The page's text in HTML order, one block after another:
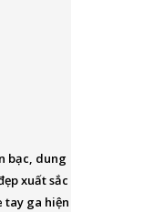
bạc, dung
xuất sắc
tay ga hiện